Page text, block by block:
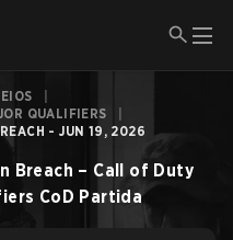
QUALIFIERS
- JUN 19, 2026
Breach – Call of Duty
CoD Partida